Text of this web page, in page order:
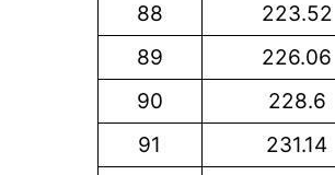
88
223.52
89
226.06
90
228.6
91
231.14